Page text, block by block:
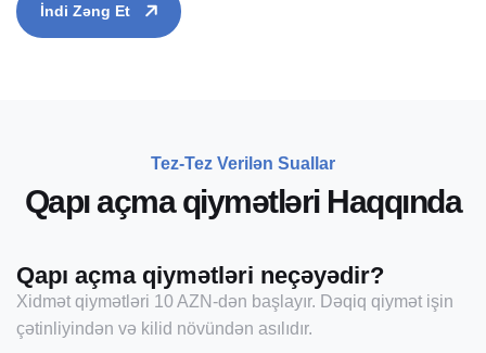
İndi Zəng Et
Tez-Tez Verilən Suallar
Qapı açma qiymətləri Haqqında
Qapı açma qiymətləri neçəyədir?
Xidmət qiymətləri 10 AZN-dən başlayır. Dəqiq qiymət işin
çətinliyindən və kilid növündən asılıdır.